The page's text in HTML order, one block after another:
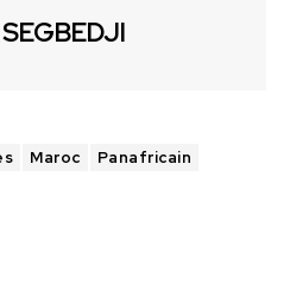
Maroc Panafricain